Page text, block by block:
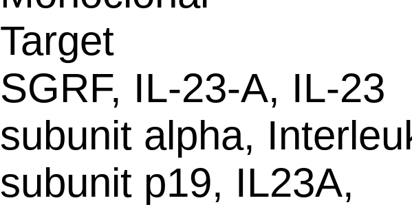
Target
SGRF, IL-23-A, IL-23
subunit alpha,
subunit p19, IL23A,